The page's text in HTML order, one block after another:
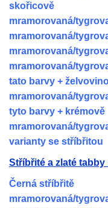
skořicově
mramorovaná/
mramorovaná/
mramorovaná/
mramorovaná/
tato barvy +
mramorovaná/
tyto barvy + krémově
mramorovaná/
varianty se stříbřitou
Stříbřité a zlaté tabby
Černá stříbřitě
mramorovaná/